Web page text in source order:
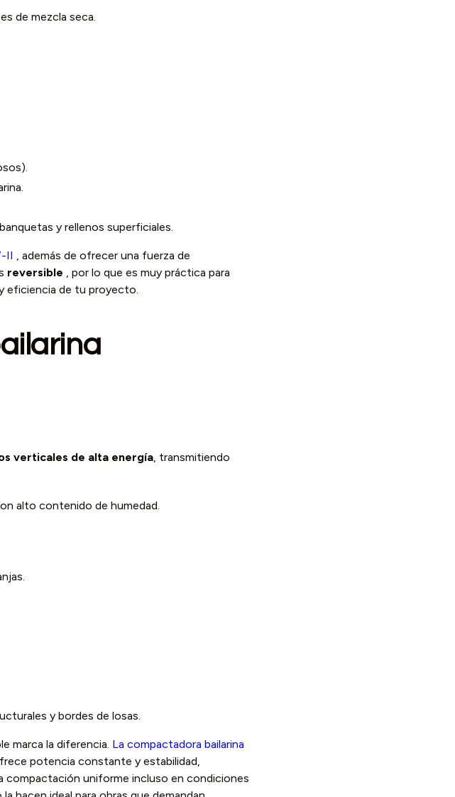
de mezcla seca.
y rellenos superficiales.
II , además de ofrecer una fuerza de
reversible , por lo que es muy práctica para
eficiencia de tu proyecto.
verticales de alta energía, transmitiendo
alto contenido de humedad.
y bordes de losas.
marca la diferencia. La compactadora bailarina
potencia constante y estabilidad,
compactación uniforme incluso en condiciones